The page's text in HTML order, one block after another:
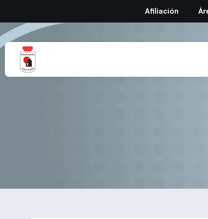
Afiliación
Final de Talentos